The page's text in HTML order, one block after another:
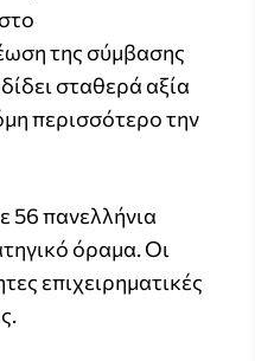
της σύμβασης
σταθερά αξία
περισσότερο την
56 πανελλήνια
όραμα. Οι
επιχειρηματικές